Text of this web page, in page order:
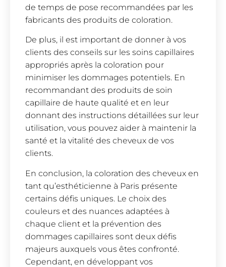
de temps de pose recommandées par les
fabricants des produits de coloration.
De plus, il est important de donner à vos
clients des conseils sur les soins capillaires
appropriés après la coloration pour
minimiser les dommages potentiels. En
recommandant des produits de soin
capillaire de haute qualité et en leur
donnant des instructions détaillées sur leur
utilisation, vous pouvez aider à maintenir la
santé et la vitalité des cheveux de vos
clients.
En conclusion, la coloration des cheveux en
tant qu’esthéticienne à Paris présente
certains défis uniques. Le choix des
couleurs et des nuances adaptées à
chaque client et la prévention des
dommages capillaires sont deux défis
majeurs auxquels vous êtes confronté.
Cependant, en développant vos